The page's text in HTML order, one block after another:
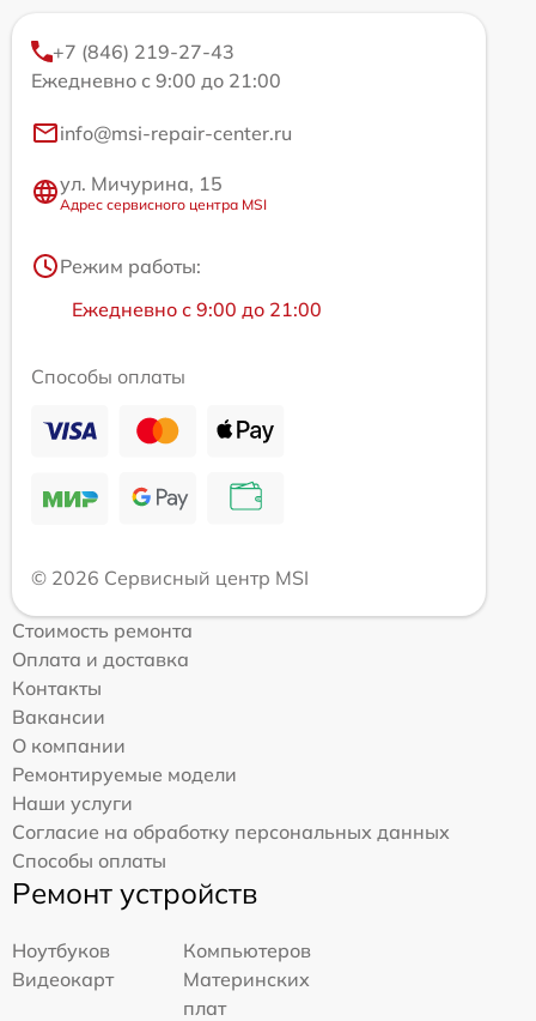
+7 (846) 219-27-43
Ежедневно с 9:00 до 21:00
info@msi-repair-center.ru
ул. Мичурина, 15
Адрес сервисного центра MSI
Режим работы:
Ежедневно с 9:00 до 21:00
Способы оплаты
© 2026 Сервисный центр MSI
Стоимость ремонта
Оплата и доставка
Контакты
Вакансии
О компании
Ремонтируемые модели
Наши услуги
Согласие на обработку персональных данных
Способы оплаты
Ремонт устройств
Ноутбуков
Компьютеров
Видеокарт
Материнских
плат